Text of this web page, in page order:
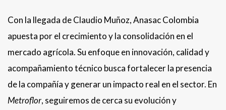
Con la llegada de Claudio Muñoz, Anasac Colombia
apuesta por el crecimiento y la consolidación en el
mercado agrícola. Su enfoque en innovación, calidad y
acompañamiento técnico busca fortalecer la presencia
de la compañía y generar un impacto real en el sector. En
Metroflor, seguiremos de cerca su evolución y